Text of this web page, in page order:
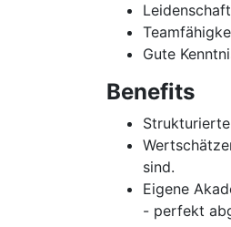
Gute
Benefits
sind.
Eigene
- perfekt